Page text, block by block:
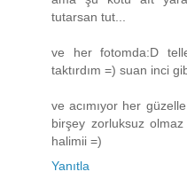
tutarsan tut...
ve her fotomda:D
taktırdım =) suan inci
ve acımıyor her
birşey zorluksuz
halimii =)
Yanıtla